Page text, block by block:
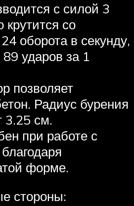
с силой 3
со
оборота в секунду,
ударов за 1
позволяет
Радиус бурения
3.25 см.
при работе с
форме.
стороны: